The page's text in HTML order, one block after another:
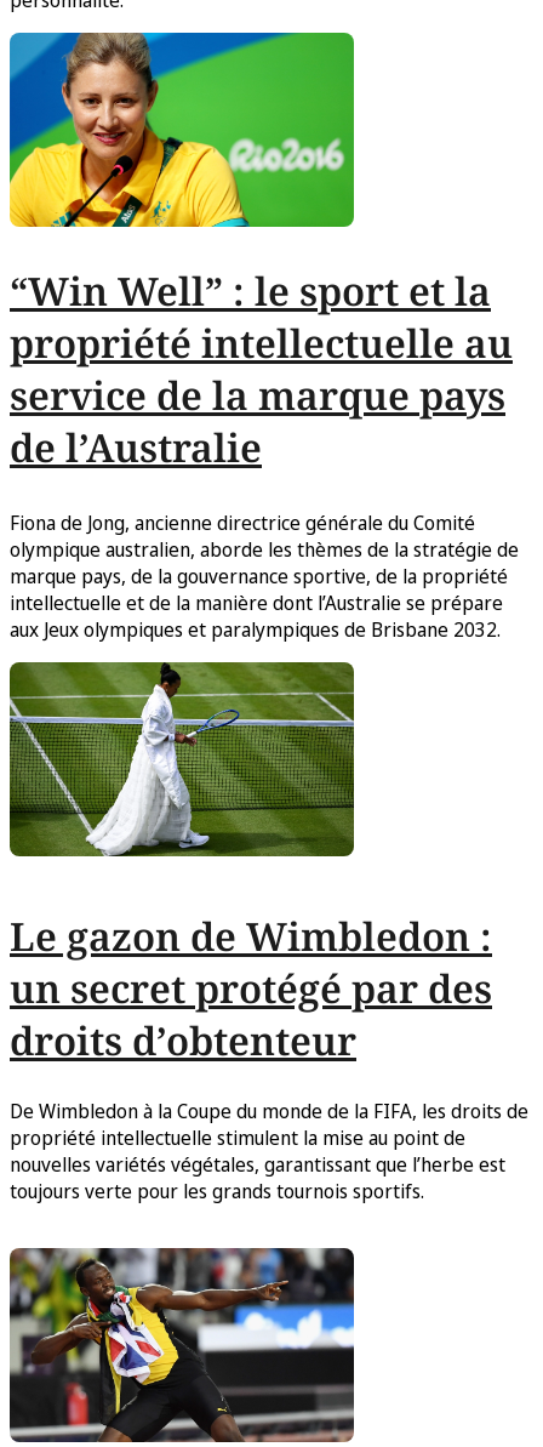
“Win Well” : le sport et la
propriété intellectuelle au
service de la marque pays
de l’Australie
Fiona de Jong, ancienne directrice générale du Comité
olympique australien, aborde les thèmes de la stratégie de
marque pays, de la gouvernance sportive, de la propriété
intellectuelle et de la manière dont l’Australie se prépare
aux Jeux olympiques et paralympiques de Brisbane 2032.
Le gazon de Wimbledon :
un secret protégé par des
droits d’obtenteur
De Wimbledon à la Coupe du monde de la FIFA, les droits de
propriété intellectuelle stimulent la mise au point de
nouvelles variétés végétales, garantissant que l’herbe est
toujours verte pour les grands tournois sportifs.